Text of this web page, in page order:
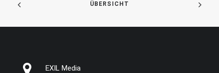
ÜBERSICHT
EXIL Media